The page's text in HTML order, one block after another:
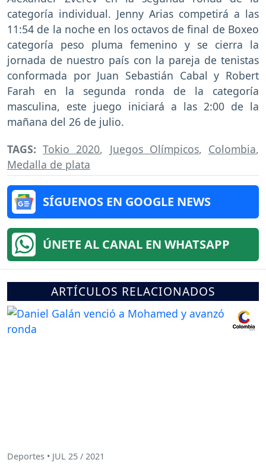
categoría individual. Jenny Arias competirá a las
11:54 de la noche en los octavos de final de Boxeo
categoría peso pluma femenino y se cierra la
jornada de nuestro país con la pareja de tenistas
conformada por Juan Sebastián Cabal y Robert
Farah en la segunda ronda de la categoría
masculina, este juego iniciará a las 2:00 de la
mañana del 26 de julio.
TAGS:Tokio 2020, Juegos Olímpicos, Colombia,
Medalla de plata
SÍGUENOS EN GOOGLE NEWS
ÚNETE AL CANAL EN WHATSAPP
ARTÍCULOS RELACIONADOS
Deportes • JUL 25 / 2021